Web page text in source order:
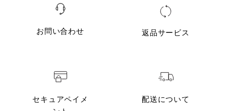
お問い合わせ 返品サービス
セキュアペイメ
配送について